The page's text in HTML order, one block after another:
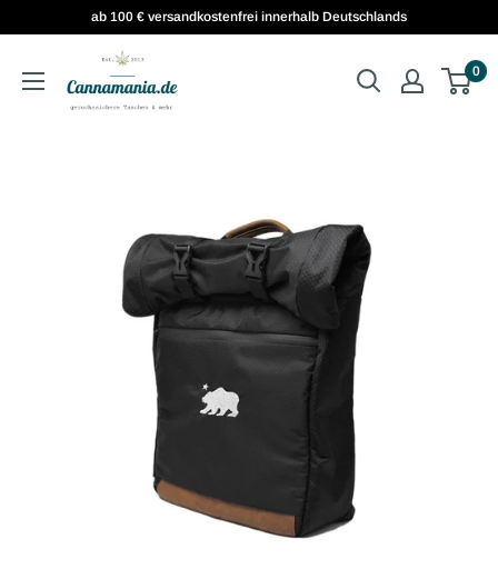
ab 100 € versandkostenfrei innerhalb Deutschlands
0